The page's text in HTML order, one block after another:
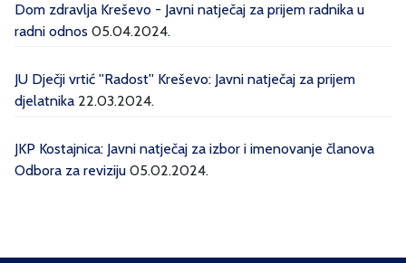
Dom zdravlja Kreševo - Javni natječaj za prijem radnika u
radni odnos 05.04.2024.
JU Dječji vrtić ''Radost'' Kreševo: Javni natječaj za prijem
djelatnika 22.03.2024.
JKP Kostajnica: Javni natječaj za izbor i imenovanje članova
Odbora za reviziju 05.02.2024.